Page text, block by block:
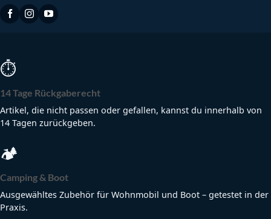
⏱
14 Tage Rückgaberecht
Artikel, die nicht passen oder gefallen, kannst du innerhalb von
14 Tagen zurückgeben.
🏕
Camping & Boot
Ausgewähltes Zubehör für Wohnmobil und Boot – getestet in der
Praxis.